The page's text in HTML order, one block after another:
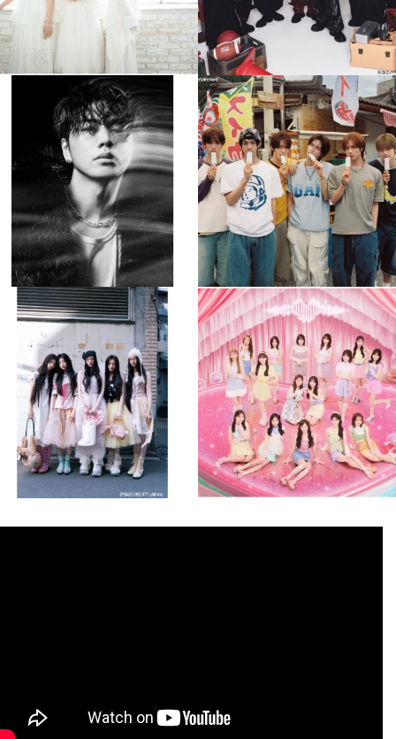
musicjapantv
💡8月特番放送決定！
...
8月 4
305 0
musicjapantv
💡8月特番放送決定！
...
8月 4
5 0
musicjapantv
💡8月特番放送決定！
8月 4
2 0
musicjapantv
💡8月特番放送決定！
...
8月 4
2 0